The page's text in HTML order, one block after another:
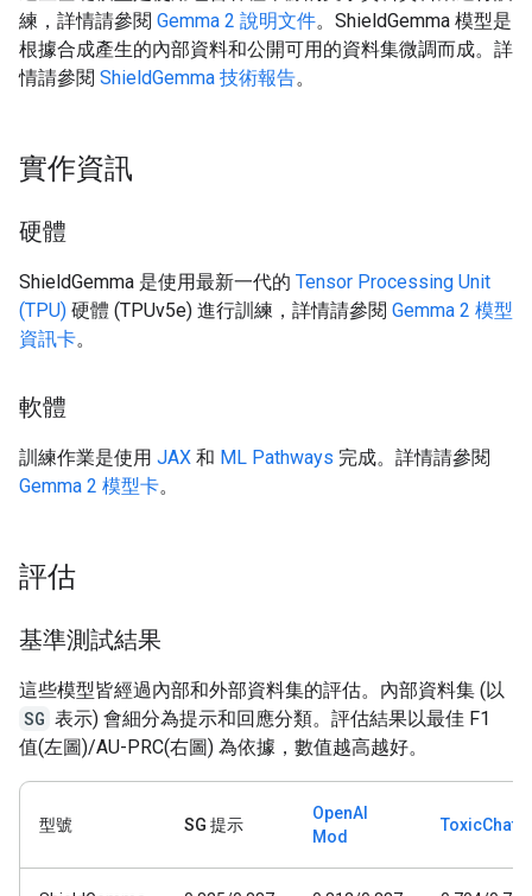
練，詳情請參閱 Gemma 2 說明文件。ShieldGemma 模型是
根據合成產生的內部資料和公開可用的資料集微調而成。詳
情請參閱 ShieldGemma 技術報告。
實作資訊
硬體
ShieldGemma 是使用最新一代的 Tensor Processing Unit
(TPU) 硬體 (TPUv5e) 進行訓練，詳情請參閱 Gemma 2 模型
資訊卡。
軟體
訓練作業是使用 JAX 和 ML Pathways 完成。詳情請參閱
Gemma 2 模型卡。
評估
基準測試結果
這些模型皆經過內部和外部資料集的評估。內部資料集 (以
SG 表示) 會細分為提示和回應分類。評估結果以最佳 F1
值(左圖)/AU-PRC(右圖) 為依據，數值越高越好。
型號 SG 提示
OpenAI
Mod
ToxicChat